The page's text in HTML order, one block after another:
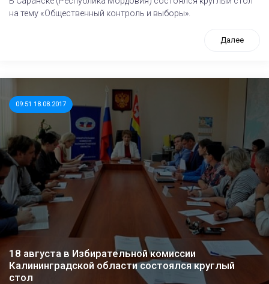
на тему «Общественный контроль и выборы».
Далее
09:51 18.08.2017
18 августа в Избирательной комиссии
Калининградской области состоялся круглый
стол